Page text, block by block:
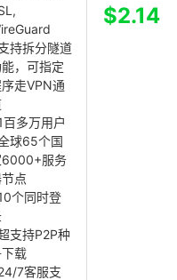
持拆分隧道
，可指定
走VPN通
百多万用户
球65个国
6000+服务
点
个同时登
支持P2P种
载
7客服支
$2.14